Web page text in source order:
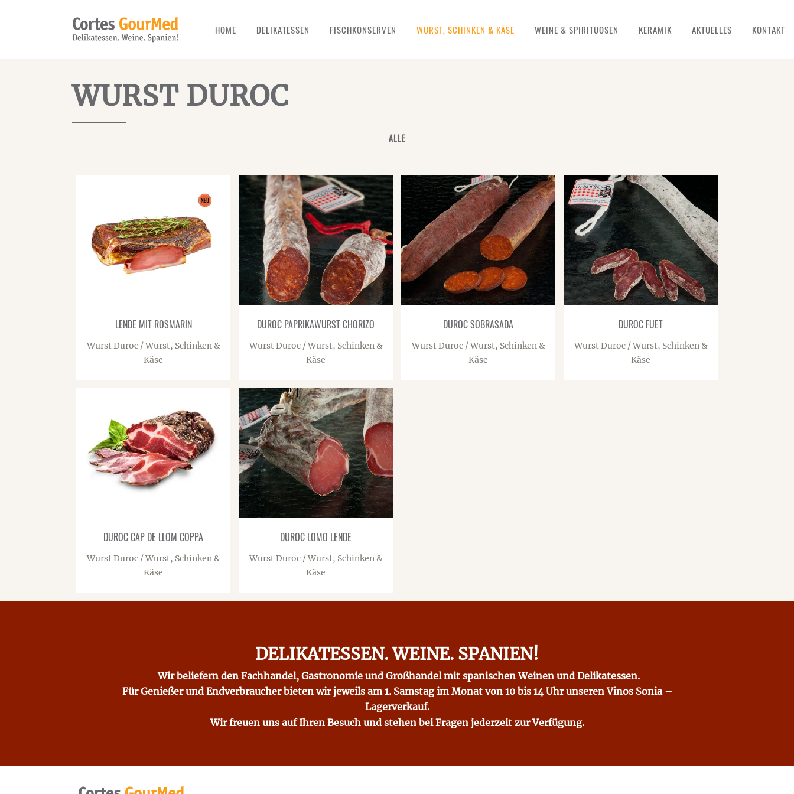
HOME DELIKATESSEN FISCHKONSERVEN WURST, SCHINKEN & KÄSE WEINE & SPIRITUOSEN KERAMIK AKTUELLES KONTAKT
WURST DUROC
ALLE
LENDE MIT ROSMARIN
Wurst Duroc / Wurst, Schinken &
Käse
DUROC PAPRIKAWURST CHORIZO
Wurst Duroc / Wurst, Schinken &
Käse
DUROC SOBRASADA
Wurst Duroc / Wurst, Schinken &
Käse
DUROC FUET
Wurst Duroc / Wurst, Schinken &
Käse
DUROC CAP DE LLOM COPPA
Wurst Duroc / Wurst, Schinken &
Käse
DUROC LOMO LENDE
Wurst Duroc / Wurst, Schinken &
Käse
DELIKATESSEN. WEINE. SPANIEN!
Wir beliefern den Fachhandel, Gastronomie und Großhandel mit spanischen Weinen und Delikatessen.
Für Genießer und Endverbraucher bieten wir jeweils am 1. Samstag im Monat von 10 bis 14 Uhr unseren Vinos Sonia –
Lagerverkauf.
Wir freuen uns auf Ihren Besuch und stehen bei Fragen jederzeit zur Verfügung.